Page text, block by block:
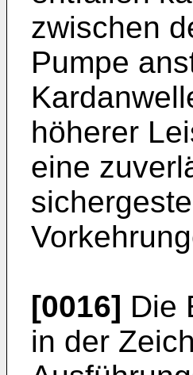
zwischen
Pumpe
höherer
eine
[0016] Die
in der